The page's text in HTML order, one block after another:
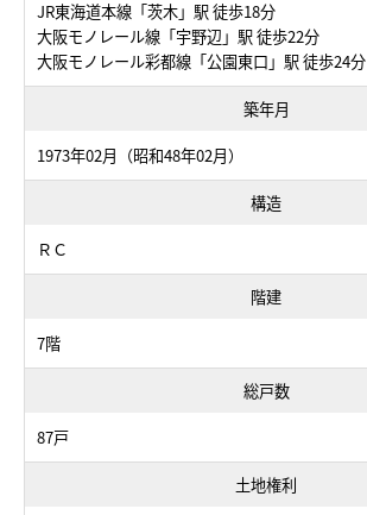
JR東海道本線「茨木」駅 徒歩18分
大阪モノレール線「宇野辺」駅 徒歩22分
大阪モノレール彩都線「公園東口」駅 徒歩24分
築年月
1973年02月（昭和48年02月）
構造
ＲＣ
階建
7階
総戸数
87戸
土地権利